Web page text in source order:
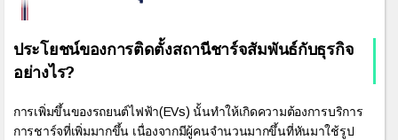
ประโยชน์ของการติดตั้งสถานีชาร์จสัมพันธ์กับธุรกิจ
อย่างไร?
การเพิ่มขึ้นของรถยนต์ไฟฟ้า(EVs) นั้นทำให้เกิดความต้องการบริการ
การชาร์จที่เพิ่มมากขึ้น เนื่องจากมีผู้คนจำนวนมากขึ้นที่หันมาใช้รูป